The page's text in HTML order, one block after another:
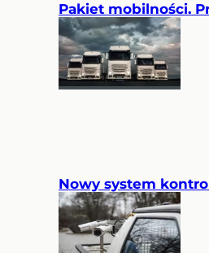
Pakiet mobilności.
Nowy system